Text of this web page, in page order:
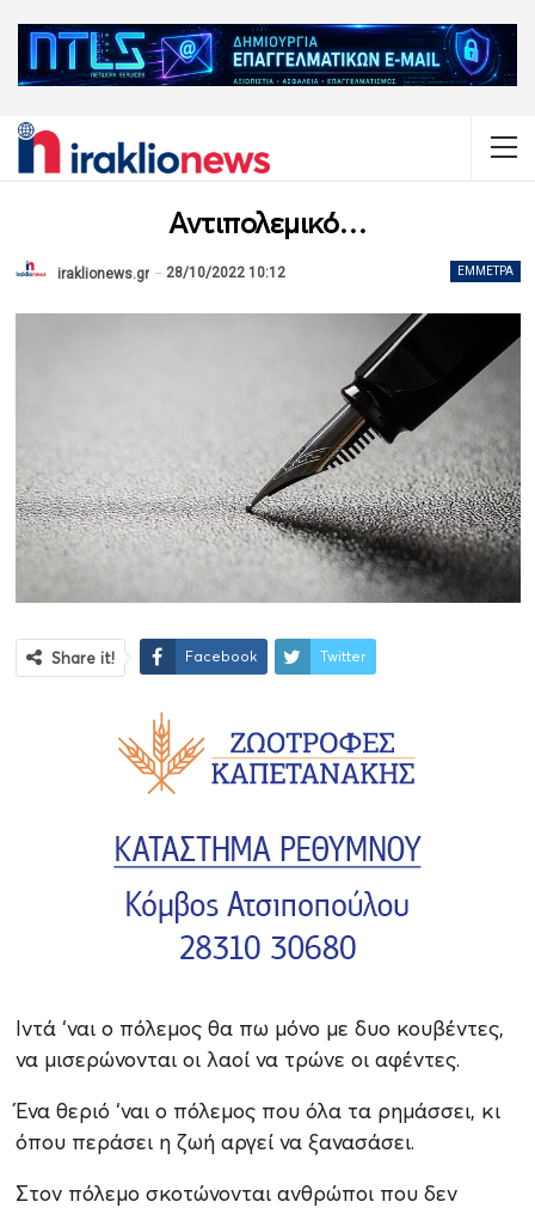
Αντιπολεμικό…
ΈΜΜΕΤΡΑ
iraklionews.gr 28/10/2022 10:12
Share it! Facebook Twitter
Ιντά ‘ναι ο πόλεμος θα πω μόνο με δυο κουβέντες,
να μισερώνονται οι λαοί να τρώνε οι αφέντες.
Ένα θεριό ‘ναι ο πόλεμος που όλα τα ρημάσσει, κι
όπου περάσει η ζωή αργεί να ξανασάσει.
Στον πόλεμο σκοτώνονται ανθρώποι που δεν